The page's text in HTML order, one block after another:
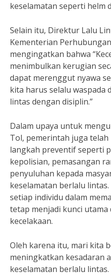
keselamatan seperti helm
Selain itu, Direktur Lalu
Kementerian
mengingatkan bahwa
menimbulkan kerugian
dapat merenggut nyawa
kita harus selalu waspada
lintas dengan disiplin.”
Dalam upaya untuk
Tol, pemerintah juga
langkah preventif seperti
kepolisian, pemasangan
penyuluhan kepada
keselamatan berlalu
setiap individu dalam
tetap menjadi kunci utama
kecelakaan.
Oleh karena itu, mari kita
meningkatkan kesadaran
keselamatan berlalu